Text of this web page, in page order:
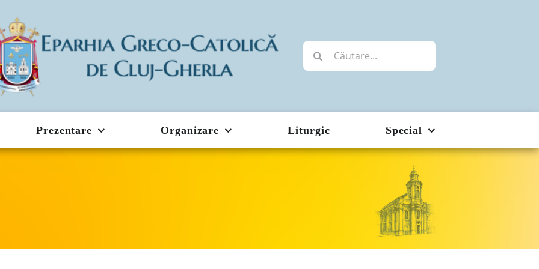
Cautare...
Prezentare Organizare Liturgic Special